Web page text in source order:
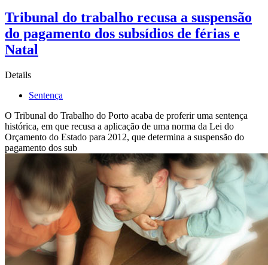
Tribunal do trabalho recusa a suspensão
do pagamento dos subsídios de férias e
Natal
Details
Sentença
O Tribunal do Trabalho do Porto acaba de proferir uma sentença
histórica, em que recusa a aplicação de uma norma da Lei do
Orçamento do Estado para 2012, que determina a suspensão do
pagamento dos sub